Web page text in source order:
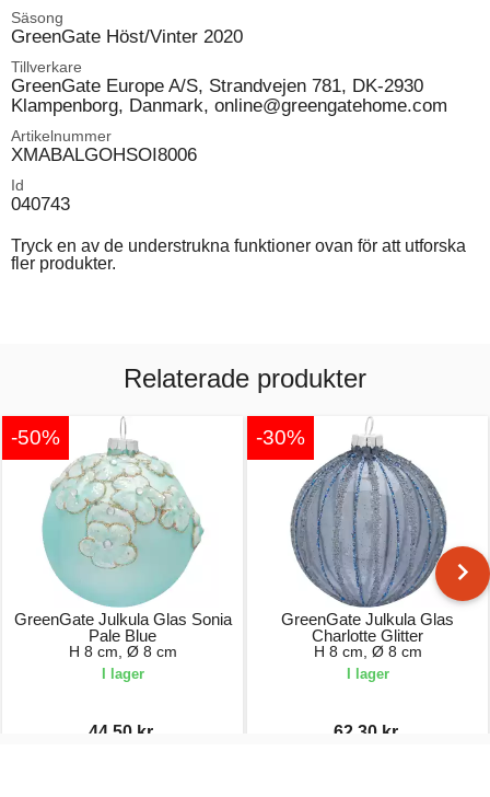
Säsong
GreenGate Höst/Vinter 2020
Tillverkare
GreenGate Europe A/S, Strandvejen 781, DK-2930
Klampenborg, Danmark, online@greengatehome.com
Artikelnummer
XMABALGOHSOI8006
Id
040743
Tryck en av de understrukna funktioner ovan för att utforska
fler produkter.
Relaterade produkter
-50%
GreenGate Julkula Glas Sonia
Pale Blue
H 8 cm, Ø 8 cm
I lager
44,50 kr.
-30%
GreenGate Julkula Glas
Charlotte Glitter
H 8 cm, Ø 8 cm
I lager
62,30 kr.